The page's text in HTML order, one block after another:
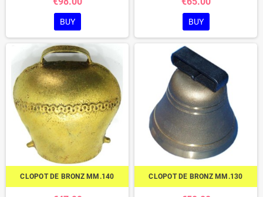
BUY BUY
CLOPOT DE BRONZ MM.140 CLOPOT DE BRONZ MM.130